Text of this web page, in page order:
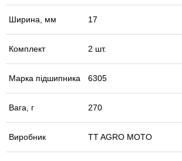
Ширина, мм 17
Комплект 2 шт.
Марка підшипника 6305
Вага, г 270
Виробник TT AGRO MOTO